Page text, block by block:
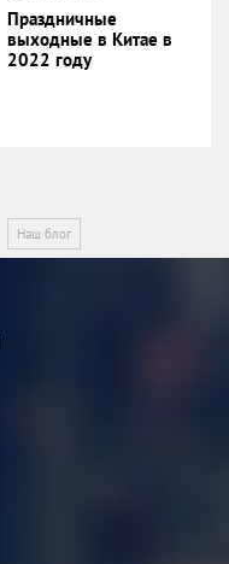
Наш блог
Праздничные
выходные в Китае в
2022 году